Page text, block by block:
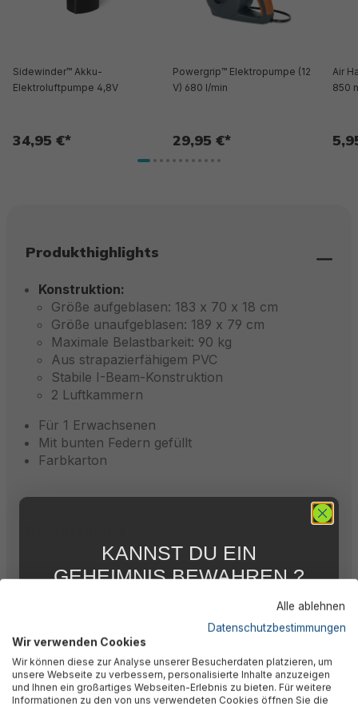
Sidewinder™ Akku-
Elektroluftpumpe 4,8V
34,95 €*
Powergrip™ Elektropumpe (12
V) 680 l/min
29,95 €*
Air
850
Produkthighlights
Konstruktion:
Größe aufgeblasen: 183 x 70 x 18 cm
Größe unaufgeblasen: 189 x 79 cm
Maximale Belastbarkeit: 90 kg
Aus strapazierfähigem PVC
Stabile I-Beam-Konstruktion
2 Luftkammern
Für 1 Erwachsenen
Mit bunten Federn gefüllt
Farbkarton
Technische Daten
Downloads
Alle ablehnen
Datenschutzbestimmungen
Wir verwenden Cookies
Wir können diese zur Analyse unserer Besucherdaten platzieren, um
unsere Webseite zu verbessern, personalisierte Inhalte anzuzeigen
und Ihnen ein großartiges Webseiten-Erlebnis zu bieten. Für weitere
Informationen zu den von uns verwendeten Cookies öffnen Sie die
KANNST DU EIN
GEHEIMNIS BEWAHREN ?
FÜR DICH
Abonniere jetzt unseren kostenlosen
Newsletter, verpasse keine Neuigkeiten und
Aktionen mehr und sichere Dir 5 %
Willkommensrabatt auf nicht reduzierte Ware